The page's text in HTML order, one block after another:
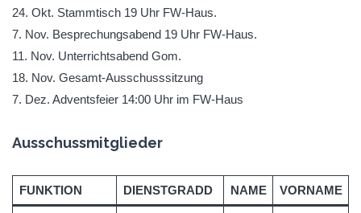
24. Okt. Stammtisch 19 Uhr FW-Haus.
7. Nov. Besprechungsabend 19 Uhr FW-Haus.
11. Nov. Unterrichtsabend Gom.
18. Nov. Gesamt-Ausschusssitzung
7. Dez. Adventsfeier 14:00 Uhr im FW-Haus
Ausschussmitglieder
FUNKTION DIENSTGRADD NAME VORNAME